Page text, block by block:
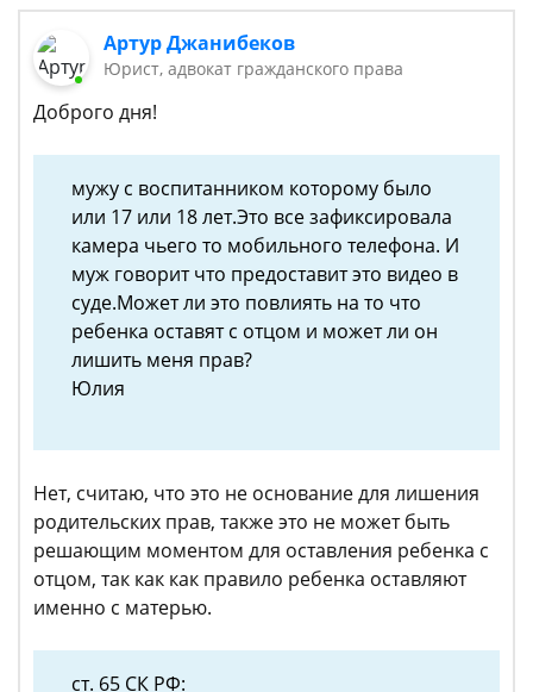
Артур Джанибеков
Юрист, адвокат гражданского права
Доброго дня!
мужу с воспитанником которому было
или 17 или 18 лет.Это все зафиксировала
камера чьего то мобильного телефона. И
муж говорит что предоставит это видео в
суде.Может ли это повлиять на то что
ребенка оставят с отцом и может ли он
лишить меня прав?
Юлия
Нет, считаю, что это не основание для лишения
родительских прав, также это не может быть
решающим моментом для оставления ребенка с
отцом, так как как правило ребенка оставляют
именно с матерью.
ст. 65 СК РФ: